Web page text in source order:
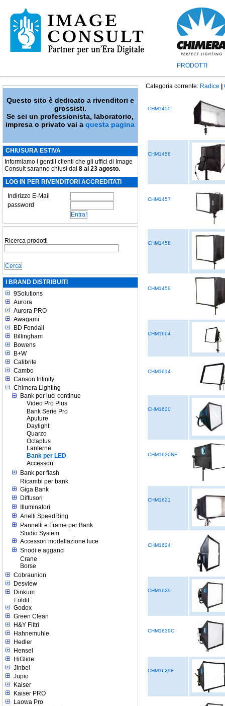
PRODOTTI
Questo sito è dedicato a rivenditori e
grossisti.
Se sei un professionista, laboratorio,
impresa o privato vai aquesta pagina
CHIUSURA ESTIVA
Informiamo i gentili clienti che gli uffici di Image
Consult saranno chiusi dal 8 al 23 agosto.
LOG IN PER RIVENDITORI ACCREDITATI
Indirizzo E-Mail
password
Ricerca prodotti
I BRAND DISTRIBUITI
9Solutions
Aurora
Aurora PRO
Awagami
BD Fondali
Billingham
Bowens
B+W
Calibrite
Cambo
Canson Infinity
Chimera Lighting
Bank per luci continue
Video Pro Plus
Bank Serie Pro
Aputure
Daylight
Quarzo
Octaplus
Lanterne
Bank per LED
Accessori
Bank per flash
Ricambi per bank
Giga Bank
Diffusori
Illuminatori
Anelli SpeedRing
Pannelli e Frame per Bank
Studio System
Accessori modellazione luce
Snodi e agganci
Crane
Borse
Cobraunion
Desview
Dinkum
Foldit
Godox
Green Clean
H&Y Filtri
Hahnemuhle
Hedler
Hensel
HiGlide
Jinbei
Jupio
Kaiser
Kaiser PRO
Laowa Pro
Categoria corrente: Radice
CHM1450
CHM1456
CHM1457
CHM1458
CHM1459
CHM1604
CHM1614
CHM1620
CHM1620NF
CHM1621
CHM1624
CHM1629
CHM1629C
CHM1629F